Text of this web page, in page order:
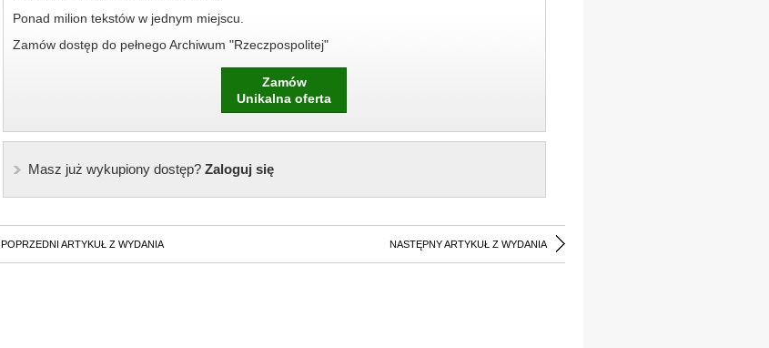
Ponad milion tekstów w jednym miejscu.
Zamów dostęp do pełnego Archiwum "Rzeczpospolitej"
Zamów
Unikalna oferta
Masz już wykupiony dostęp?Zaloguj się
POPRZEDNI ARTYKUŁ Z WYDANIA NASTĘPNY ARTYKUŁ Z WYDANIA